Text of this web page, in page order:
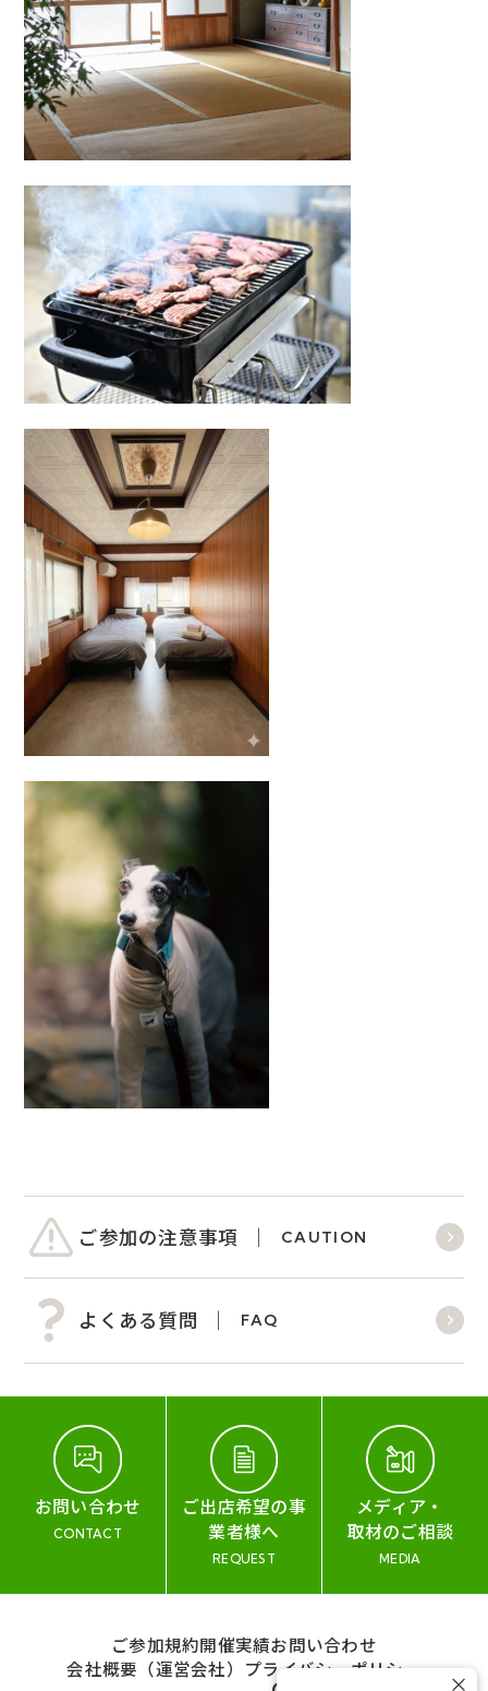
ご参加の注意事項 CAUTION
よくある質問 FAQ
お問い合わせ
CONTACT
ご出店希望の事
業者様へ
REQUEST
メディア・
取材のご相談
MEDIA
ご参加規約開催実績お問い合わせ
会社概要（運営会社） プライバシーポリシー
×